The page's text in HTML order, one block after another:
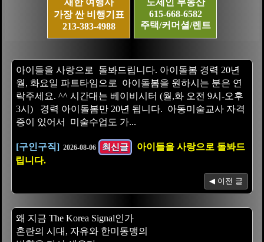
새한 여행사
가장 싼 비행기표
213-383-4988
노제인 부동산
615-668-6582
주택/커머셜/렌트
아이들을 사랑으로 돌봐드립니다. 아이돌봄 경력 20년
월, 화요일 파트타임으로 아이돌봄을 원하시는 분은 연
락주세요. ^^ 시간대는 베이비시터 (월,화 오전 9시-오후
3시) 경력 아이돌봄만 20년 됩니다. 아동미술교사 자격
증이 있어서 미술수업도 가...
[구인구직] 2026-08-06 최신글
아이들을 사랑으로 돌봐드
립니다.
◀ 이전 글
왜 지금 The Korea Signal인가
혼란의 시대, 자유와 한미동맹의